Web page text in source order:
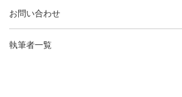
お問い合わせ
執筆者一覧